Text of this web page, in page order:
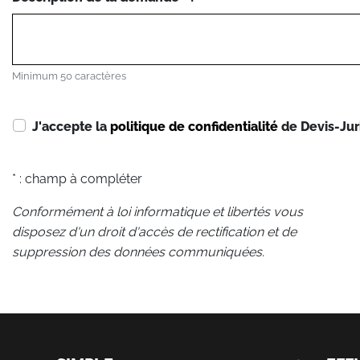
Minimum 50 caractères
J'accepte la politique de confidentialité de Devis-
* : champ à compléter
Conformément à loi informatique et libertés vous
disposez d'un droit d'accès de rectification et de
suppression des données communiquées.